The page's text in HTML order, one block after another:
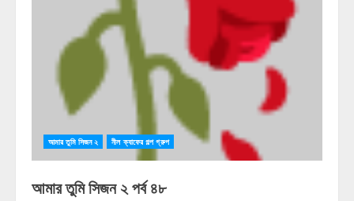
আমার তুমি সিজন ২ নীল ক্যাফের গল্প গ্রুপ
আমার তুমি সিজন ২ পর্ব ৪৮